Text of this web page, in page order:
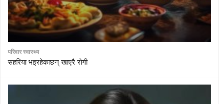
परिवार स्वास्थ्य
सहरिया भइरहेकाछन् खाएरै रोगी